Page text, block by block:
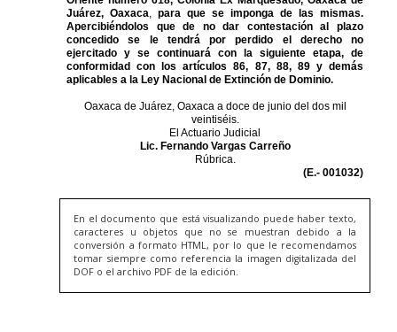
En el documento que está visualizando puede haber texto,
caracteres u objetos que no se muestran debido a la
conversión a formato HTML, por lo que le recomendamos
tomar siempre como referencia la imagen digitalizada del
DOF o el archivo PDF de la edición.